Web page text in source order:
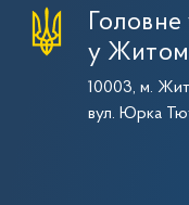
у
10003, м.
вул. Юрка